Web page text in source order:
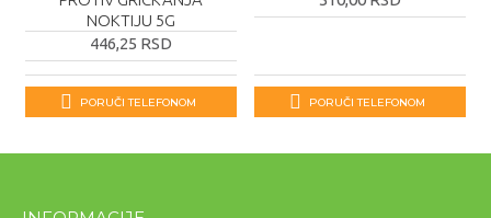
NOKTIJU 5G
446,25 RSD
PORUČI TELEFONOM PORUČI TELEFONOM